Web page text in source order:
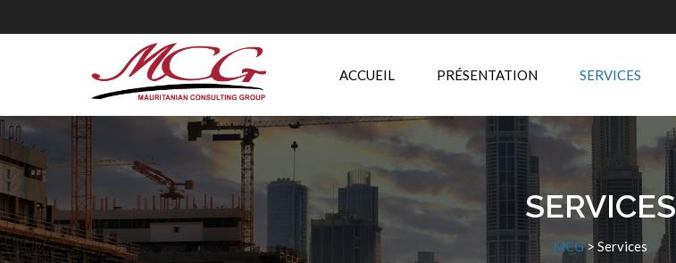
ACCUEIL PRÉSENTATION SERVICES
SERVICES
MCG> Services